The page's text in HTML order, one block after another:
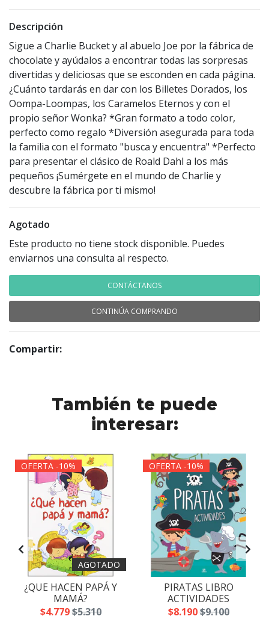
Descripción
Sigue a Charlie Bucket y al abuelo Joe por la fábrica de
chocolate y ayúdalos a encontrar todas las sorpresas
divertidas y deliciosas que se esconden en cada página.
¿Cuánto tardarás en dar con los Billetes Dorados, los
Oompa-Loompas, los Caramelos Eternos y con el
propio señor Wonka? *Gran formato a todo color,
perfecto como regalo *Diversión asegurada para toda
la familia con el formato "busca y encuentra" *Perfecto
para presentar el clásico de Roald Dahl a los más
pequeños ¡Sumérgete en el mundo de Charlie y
descubre la fábrica por ti mismo!
Agotado
Este producto no tiene stock disponible. Puedes
enviarnos una consulta al respecto.
CONTÁCTANOS
CONTINÚA COMPRANDO
Compartir:
También te puede
interesar:
OFERTA -10%
AGOTADO
¿QUE HACEN PAPÁ Y
MAMÁ?
$4.779$5.310
OFERTA -10%
PIRATAS LIBRO
ACTIVIDADES
$8.190$9.100